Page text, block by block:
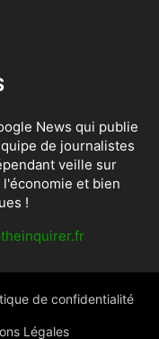
News qui publie
de journalistes
veille sur
et bien
!
de confidentialité
Légales